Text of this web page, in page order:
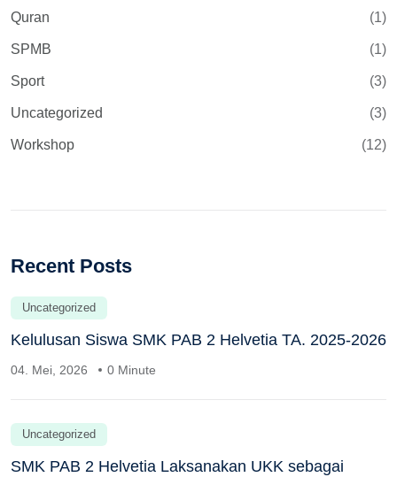
Quran (1)
SPMB (1)
Sport (3)
Uncategorized (3)
Workshop (12)
Recent Posts
Uncategorized
Kelulusan Siswa SMK PAB 2 Helvetia TA. 2025-2026
04. Mei, 2026 0 Minute
Uncategorized
SMK PAB 2 Helvetia Laksanakan UKK sebagai